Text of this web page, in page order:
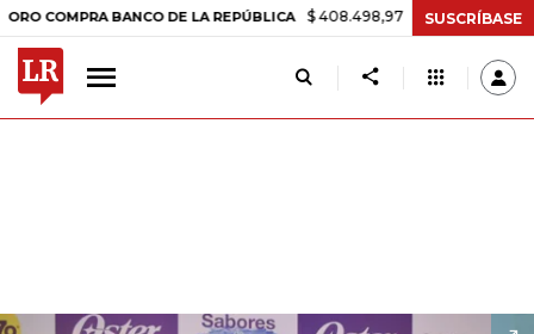
BANCO DE LA REPÚBLICA $ 408.498,97 +$ 8.753,81 +2,19%
SUSCRÍBASE